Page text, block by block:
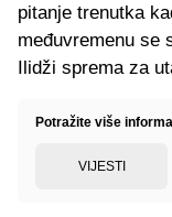
pitanje trenutka
međuvremenu se
Ilidži sprema za
Potražite više
VIJESTI